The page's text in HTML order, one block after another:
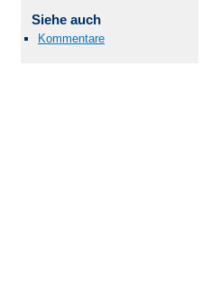
Siehe auch
Kommentare